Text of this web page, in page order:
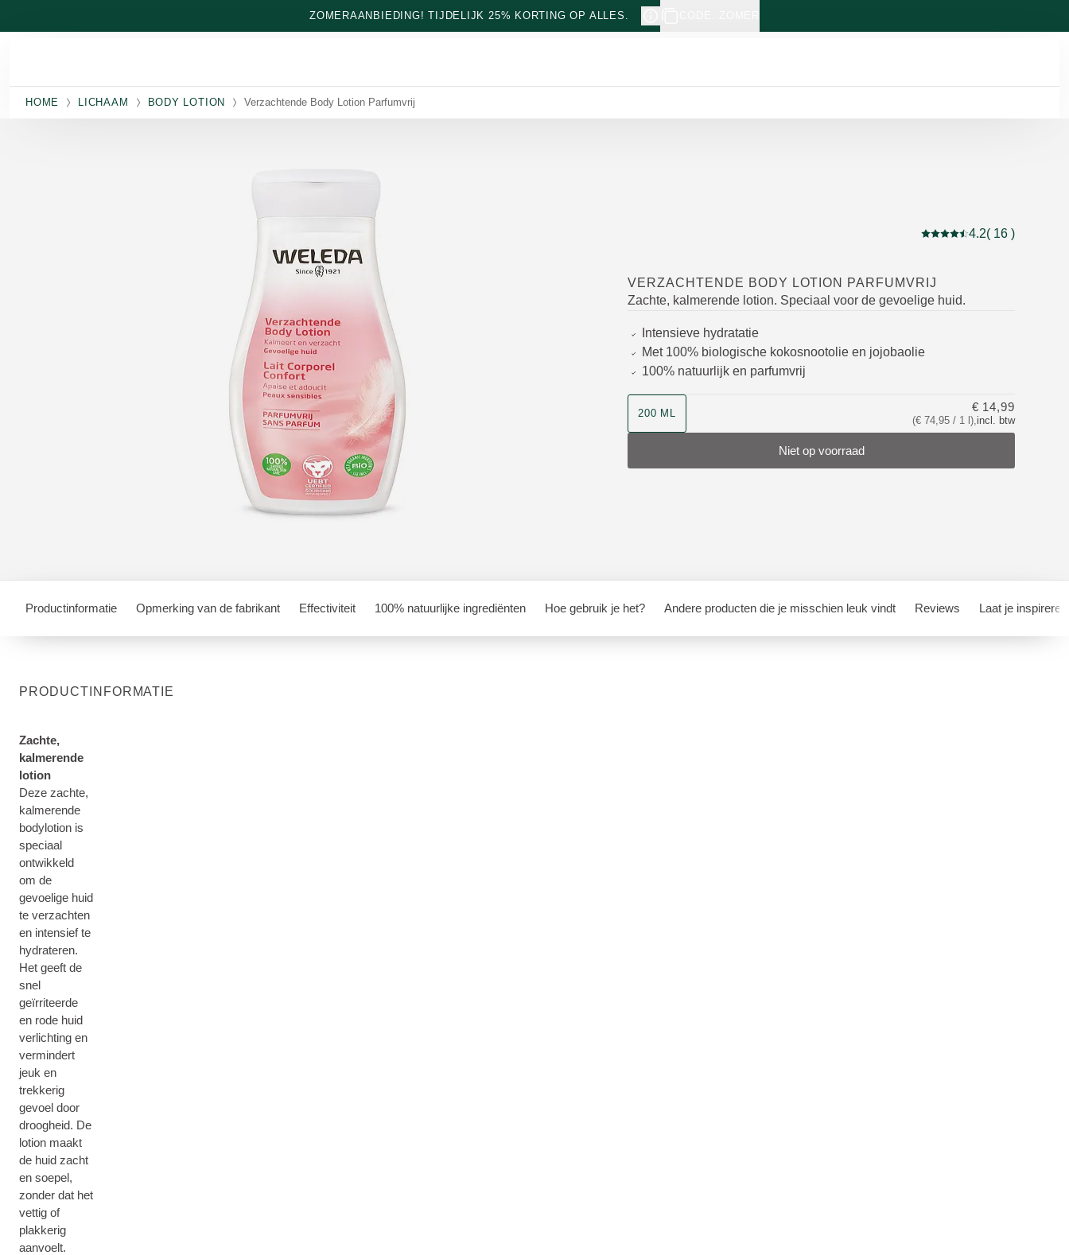
ZOMERAANBIEDING! TIJDELIJK 25% KORTING OP ALLES.
HOME LICHAAM BODY LOTION Verzachtende Body Lotion Parfumvrij
Beoordeling: 4.2 van 5
4.2( 16 )
VERZACHTENDE BODY LOTION PARFUMVRIJ
Zachte, kalmerende lotion. Speciaal voor de gevoelige huid.
Intensieve hydratatie
Met 100% biologische kokosnootolie en jojobaolie
100% natuurlijk en parfumvrij
200 ML
(€ 74,95 / 1 l),incl. btw
€ 14,99
Niet op voorraad
Productinformatie Opmerking van de fabrikant Effectiviteit 100% natuurlijke ingrediënten Hoe gebruik je het? Andere producten die je misschien leuk vindt Reviews Laat je inspireren
PRODUCTINFORMATIE
Zachte,
kalmerende
lotion
Deze zachte,
kalmerende
bodylotion is
speciaal
ontwikkeld
om de
gevoelige huid
te verzachten
en intensief te
hydrateren.
Het geeft de
snel
geïrriteerde
en rode huid
verlichting en
vermindert
jeuk en
trekkerig
gevoel door
droogheid. De
lotion maakt
de huid zacht
en soepel,
zonder dat het
vettig of
plakkerig
aanvoelt.